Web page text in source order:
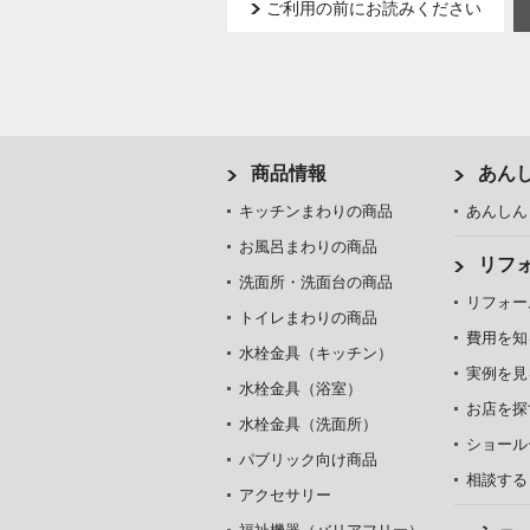
ご利用の前にお読みください
商品情報
キッチンまわりの商品
お風呂まわりの商品
洗面所・洗面台の商品
トイレまわりの商品
水栓金具（キッチン）
水栓金具（浴室）
水栓金具（洗面所）
パブリック向け商品
アクセサリー
あん
あんし
リフ
リフォ
費用を
実例を
お店を
ショー
相談する